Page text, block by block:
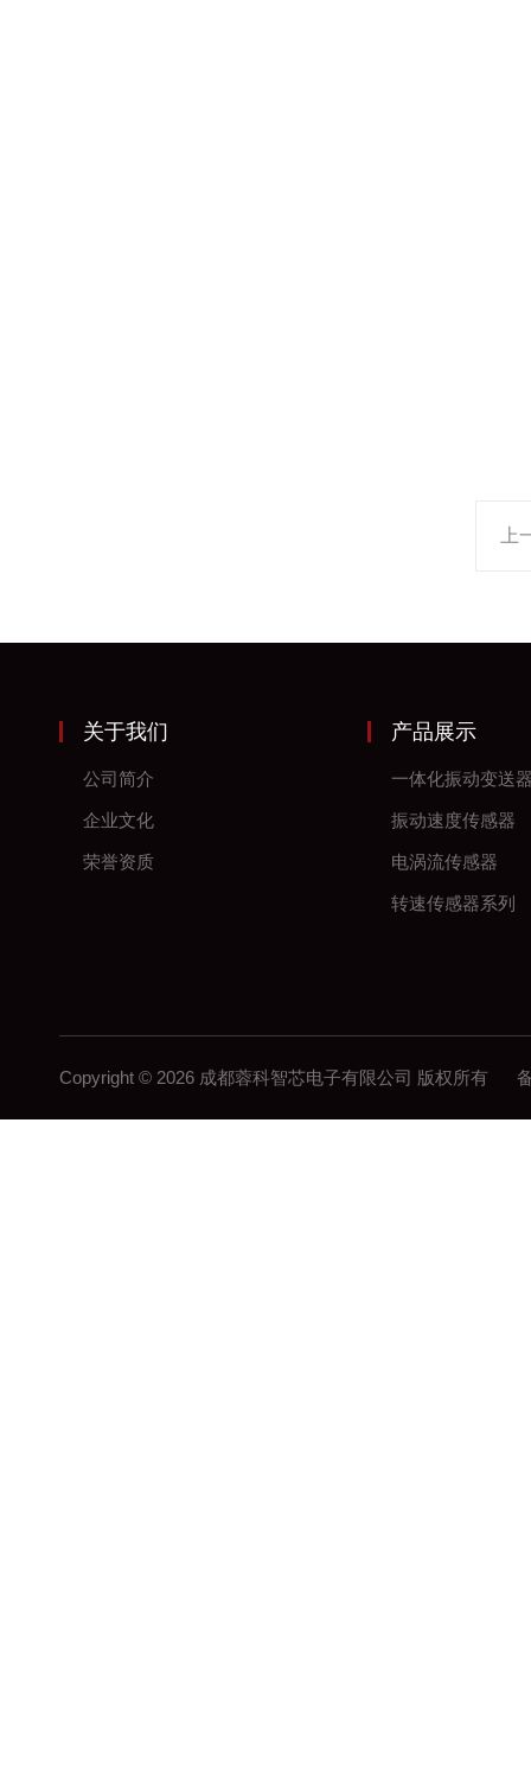
上
关于我们
公司简介
企业文化
荣誉资质
产品展示
一体化振动变送
振动速度传感器
电涡流传感器
转速传感器系列
Copyright © 2026 成都蓉科智芯电子有限公司 版权所有